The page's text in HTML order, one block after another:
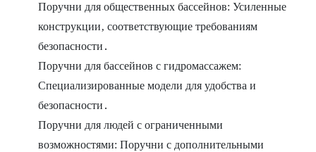
Поручни для общественных бассейнов: Усиленные
конструкции‚ соответствующие требованиям
безопасности․
Поручни для бассейнов с гидромассажем:
Специализированные модели для удобства и
безопасности․
Поручни для людей с ограниченными
возможностями: Поручни с дополнительными